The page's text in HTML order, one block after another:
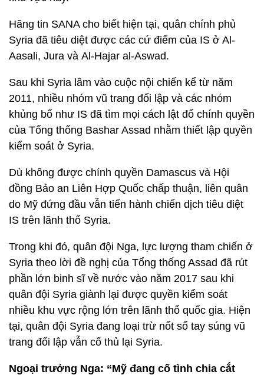
Hãng tin SANA cho biết hiện tại, quân chính phủ
Syria đã tiêu diệt được các cứ điểm của IS ở Al-
Aasali, Jura và Al-Hajar al-Aswad.
Sau khi Syria lâm vào cuộc nội chiến kể từ năm
2011, nhiều nhóm vũ trang đối lập và các nhóm
khủng bố như IS đã tìm mọi cách lật đổ chính quyền
của Tổng thống Bashar Assad nhằm thiết lập quyền
kiểm soát ở Syria.
Dù không được chính quyền Damascus và Hội
đồng Bảo an Liên Hợp Quốc chấp thuận, liên quân
do Mỹ đứng đầu vẫn tiến hành chiến dịch tiêu diệt
IS trên lãnh thổ Syria.
Trong khi đó, quân đội Nga, lực lượng tham chiến ở
Syria theo lời đề nghị của Tổng thống Assad đã rút
phần lớn binh sĩ về nước vào năm 2017 sau khi
quân đội Syria giành lại được quyền kiểm soát
nhiều khu vực rộng lớn trên lãnh thổ quốc gia. Hiện
tại, quân đội Syria đang loại trừ nốt số tay súng vũ
trang đối lập vẫn cố thủ lại Syria.
Ngoại trưởng Nga: “Mỹ đang cố tình chia cắt